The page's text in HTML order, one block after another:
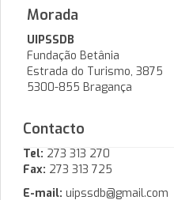
Morada
UIPSSDB
Fundação Betânia
Estrada do Turismo, 3875
5300-855 Bragança
Contacto
Tel: 273 313 270
Fax: 273 313 725
E-mail: uipssdb@gmail.com